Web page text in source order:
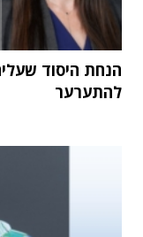
הנחת היסוד
להתערער